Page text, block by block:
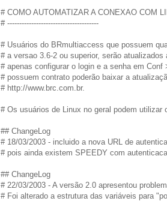
# COMO AUTOMATIZAR A CONEXAO COM
# --------------------------------------
# Usuários do BRmultiaccess que possuem
# a versao 3.6-2 ou superior, serão
# apenas configurar o login e a senha em
# possuem contrato poderão baixar a
# http://www.brc.com.br.
# Os usuários de Linux no geral podem utilizar
## ChangeLog
# 18/03/2003 - incluido a nova URL de
# pois ainda existem SPEEDY com
## ChangeLog
# 22/03/2003 - A versão 2.0 apresentou
# Foi alterado a estrutura das variáveis para